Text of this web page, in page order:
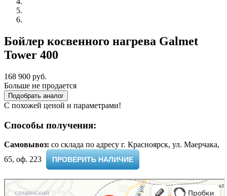
Бойлер косвенного нагрева Galmet
Tower 400
168 900 руб.
Больше не продается
Подобрать аналог
С похожей ценой и параметрами!
Способы получения:
Самовывоз: cо склада по адресу г. Красноярск, ул. Маерчака,
65, оф. 223 ​
ПРОВЕРИТЬ НАЛИЧИЕ